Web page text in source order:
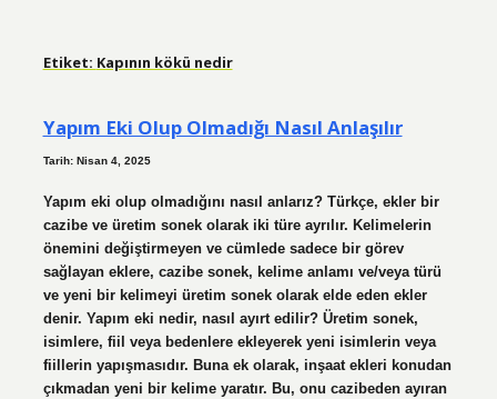
Etiket: Kapının kökü nedir
Yapım Eki Olup Olmadığı Nasıl Anlaşılır
Tarih: Nisan 4, 2025
Yapım eki olup olmadığını nasıl anlarız? Türkçe, ekler bir
cazibe ve üretim sonek olarak iki türe ayrılır. Kelimelerin
önemini değiştirmeyen ve cümlede sadece bir görev
sağlayan eklere, cazibe sonek, kelime anlamı ve/veya türü
ve yeni bir kelimeyi üretim sonek olarak elde eden ekler
denir. Yapım eki nedir, nasıl ayırt edilir? Üretim sonek,
isimlere, fiil veya bedenlere ekleyerek yeni isimlerin veya
fiillerin yapışmasıdır. Buna ek olarak, inşaat ekleri konudan
çıkmadan yeni bir kelime yaratır. Bu, onu cazibeden ayıran